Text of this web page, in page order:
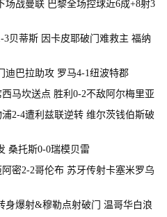
场战曼联 巴黎全场控球近6成+8射3
3贝蒂斯 因卡皮耶破门难救主 福纳
迪巴拉助攻 罗马4-1纽波特郡
马坎送点 胜利0-2不敌阿尔梅里亚
2-4遭利兹联逆转 维尔茨钱伯斯破
桑托斯0-0瑞模贝雷
密2-2哥伦布 苏牙传射卡塞米罗乌
身爆射&穆勒点射破门 温哥华白浪